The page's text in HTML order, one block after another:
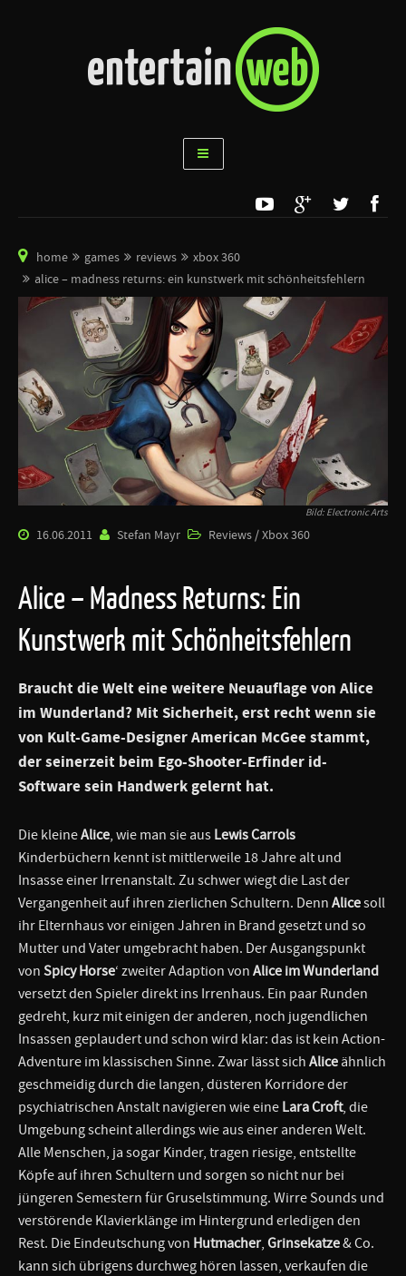
home games reviews
xbox 360
alice – madness returns: ein kunstwerk mit schönheitsfehlern
Bild: Electronic Arts
16.06.2011 Stefan Mayr Reviews / Xbox 360
Alice – Madness Returns: Ein
Kunstwerk mit Schönheitsfehlern
Braucht die Welt eine weitere Neuauflage von Alice
im Wunderland? Mit Sicherheit, erst recht wenn sie
von Kult-Game-Designer American McGee stammt,
der seinerzeit beim Ego-Shooter-Erfinder id-
Software sein Handwerk gelernt hat.
Die kleineAlice, wie man sie aus Lewis Carrols
Kinderbüchern kennt ist mittlerweile 18 Jahre alt und
Insasse einer Irrenanstalt. Zu schwer wiegt die Last der
Vergangenheit auf ihren zierlichen Schultern. Denn Alicesoll
ihr Elternhaus vor einigen Jahren in Brand gesetzt und so
Mutter und Vater umgebracht haben. Der Ausgangspunkt
von Spicy Horse‘ zweiter Adaption von Alice im Wunderland
versetzt den Spieler direkt ins Irrenhaus. Ein paar Runden
gedreht, kurz mit einigen der anderen, noch jugendlichen
Insassen geplaudert und schon wird klar: das ist kein Action-
Adventure im klassischen Sinne. Zwar lässt sich Alice ähnlich
geschmeidig durch die langen, düsteren Korridore der
psychiatrischen Anstalt navigieren wie eine Lara Croft, die
Umgebung scheint allerdings wie aus einer anderen Welt.
Alle Menschen, ja sogar Kinder, tragen riesige, entstellte
Köpfe auf ihren Schultern und sorgen so nicht nur bei
jüngeren Semestern für Gruselstimmung. Wirre Sounds und
verstörende Klavierklänge im Hintergrund erledigen den
Rest. Die Eindeutschung von Hutmacher, Grinsekatze& Co.
kann sich übrigens durchweg hören lassen, verkaufen die